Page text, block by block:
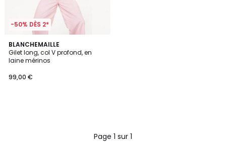
-50% DÈS 2*
BLANCHEMAILLE
Gilet long, col V profond, en
laine mérinos
99,00 €
Page 1 sur 1